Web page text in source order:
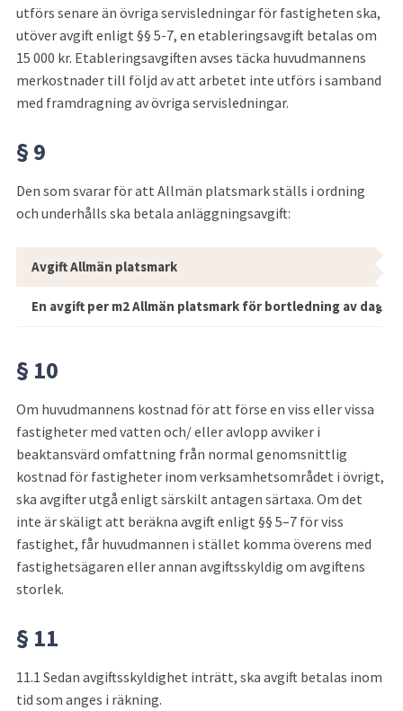
utförs senare än övriga servisledningar för fastigheten ska,
utöver avgift enligt §§ 5-7, en etableringsavgift betalas om
15 000 kr. Etableringsavgiften avses täcka huvudmannens
merkostnader till följd av att arbetet inte utförs i samband
med framdragning av övriga servisledningar.
§ 9
Den som svarar för att Allmän platsmark ställs i ordning
och underhålls ska betala anläggningsavgift:
Den som svarar för att Allmän
Avgift Allmän platsmark
En avgift per m2 Allmän platsmark för bortledning av
§ 10
Om huvudmannens kostnad för att förse en viss eller vissa
fastigheter med vatten och/ eller avlopp avviker i
beaktansvärd omfattning från normal genomsnittlig
kostnad för fastigheter inom verksamhetsområdet i övrigt,
ska avgifter utgå enligt särskilt antagen särtaxa. Om det
inte är skäligt att beräkna avgift enligt §§ 5–7 för viss
fastighet, får huvudmannen i stället komma överens med
fastighetsägaren eller annan avgiftsskyldig om avgiftens
storlek.
§ 11
11.1 Sedan avgiftsskyldighet inträtt, ska avgift betalas inom
tid som anges i räkning.